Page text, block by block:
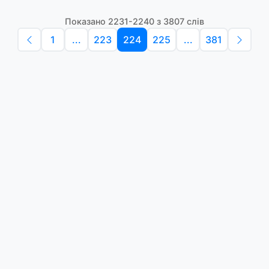
Показано 2231-2240 з 3807 слів
1 ... 223 224 225 ... 381